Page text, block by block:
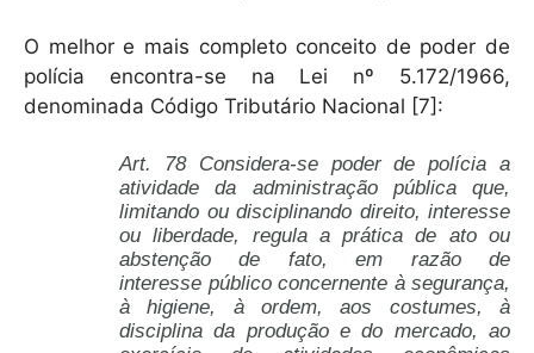
O melhor e mais completo conceito de poder de
polícia encontra-se na Lei nº 5.172/1966,
denominada Código Tributário Nacional [7]:
Art. 78 Considera-se poder de polícia a
atividade da administração pública que,
limitando ou disciplinando direito, interesse
ou liberdade, regula a prática de ato ou
abstenção de fato, em razão de
interesse público concernente à segurança,
à higiene, à ordem, aos costumes, à
disciplina da produção e do mercado, ao